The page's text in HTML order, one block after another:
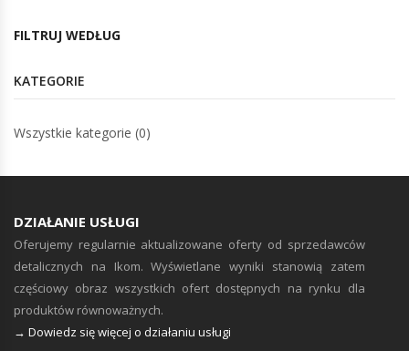
FILTRUJ WEDŁUG
KATEGORIE
Wszystkie kategorie (0)
DZIAŁANIE USŁUGI
Oferujemy regularnie aktualizowane oferty od sprzedawców
detalicznych na Ikom. Wyświetlane wyniki stanowią zatem
częściowy obraz wszystkich ofert dostępnych na rynku dla
produktów równoważnych.
→ Dowiedz się więcej o działaniu usługi